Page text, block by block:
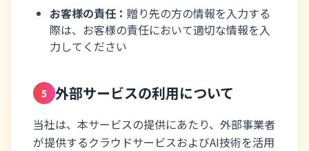
お客様の責任： 贈り先の方の情報を入力する
際は、お客様の責任において適切な情報を入
力してください
5 外部サービスの利用について
当社は、本サービスの提供にあたり、外部事業者
が提供するクラウドサービスおよびAI技術を活用